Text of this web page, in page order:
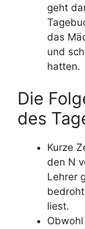
geht
das
und
hatten.
Die
des
Kurze
den N
Lehrer
liest.